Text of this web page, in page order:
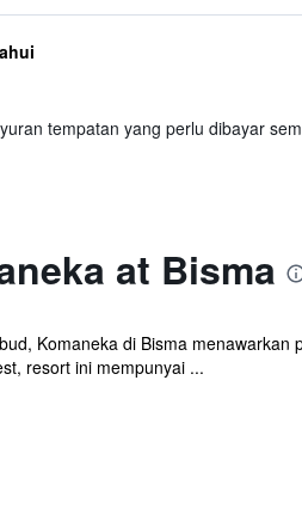
tempatan yang perlu dibayar
at Bisma
Komaneka di Bisma
resort ini mempunyai ...